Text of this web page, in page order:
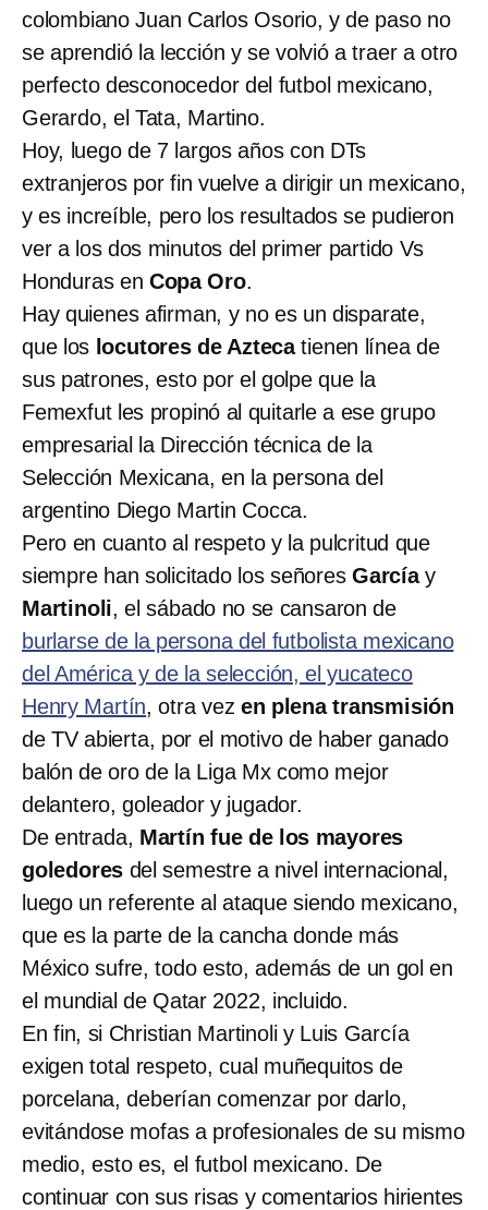
colombiano Juan Carlos Osorio, y de paso no
se aprendió la lección y se volvió a traer a otro
perfecto desconocedor del futbol mexicano,
Gerardo, el Tata, Martino.
Hoy, luego de 7 largos años con DTs
extranjeros por fin vuelve a dirigir un mexicano,
y es increíble, pero los resultados se pudieron
ver a los dos minutos del primer partido Vs
Honduras en Copa Oro.
Hay quienes afirman, y no es un disparate,
que los locutores de Aztecatienen línea de
sus patrones, esto por el golpe que la
Femexfut les propinó al quitarle a ese grupo
empresarial la Dirección técnica de la
Selección Mexicana, en la persona del
argentino Diego Martin Cocca.
Pero en cuanto al respeto y la pulcritud que
siempre han solicitado los señores Garcíay
Martinoli, el sábado no se cansaron de
burlarse de la persona del futbolista mexicano
del América y de la selección, el yucateco
Henry Martín, otra vez en plena transmisión
de TV abierta, por el motivo de haber ganado
balón de oro de la Liga Mx como mejor
delantero, goleador y jugador.
De entrada, Martín fue de los mayores
goledores del semestre a nivel internacional,
luego un referente al ataque siendo mexicano,
que es la parte de la cancha donde más
México sufre, todo esto, además de un gol en
el mundial de Qatar 2022, incluido.
En fin, si Christian Martinoli y Luis García
exigen total respeto, cual muñequitos de
porcelana, deberían comenzar por darlo,
evitándose mofas a profesionales de su mismo
medio, esto es, el futbol mexicano. De
continuar con sus risas y comentarios hirientes